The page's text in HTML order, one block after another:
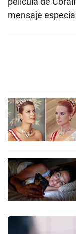
mensaje